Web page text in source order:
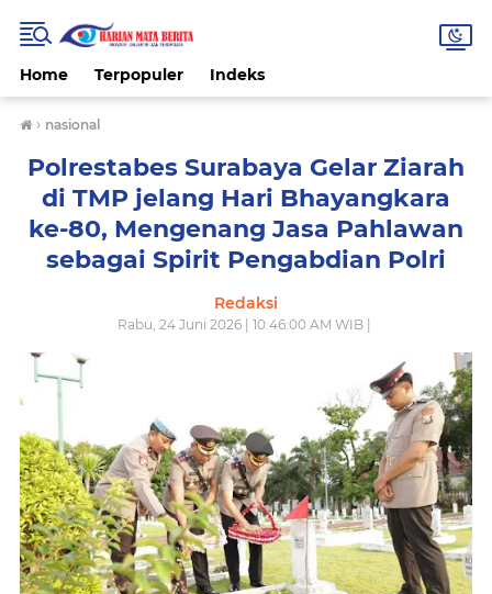
Home Terpopuler Indeks
› nasional
Polrestabes Surabaya Gelar Ziarah
di TMP jelang Hari Bhayangkara
ke-80, Mengenang Jasa Pahlawan
sebagai Spirit Pengabdian Polri
Redaksi
Rabu, 24 Juni 2026 | 10:46:00 AM WIB |